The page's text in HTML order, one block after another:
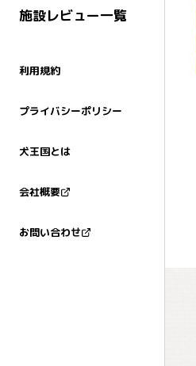
施設レビュー一覧
利用規約
プライバシーポリシー
犬王国とは
会社概要
お問い合わせ